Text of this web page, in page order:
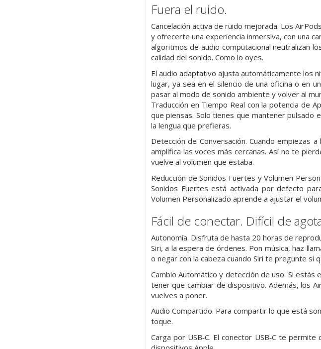
Fuera el ruido.
Cancelación activa de ruido mejorada. Los
y ofrecerte una experiencia inmersiva, con una
algoritmos de audio computacional neutralizan
calidad del sonido. Como lo oyes.
El audio adaptativo ajusta automáticamente los
lugar, ya sea en el silencio de una oficina o en
pasar al modo de sonido ambiente y volver al
Traducción en Tiempo Real con la potencia de
que piensas. Solo tienes que mantener pulsado
la lengua que prefieras.
Detección de Conversación. Cuando empiezas
amplifica las voces más cercanas. Así no te
vuelve al volumen que estaba.
Reducción de Sonidos Fuertes y Volumen
Sonidos Fuertes está activada por defecto
Volumen Personalizado aprende a ajustar el
Fácil de conectar. Difícil de
Autonomía. Disfruta de hasta 20 horas de
Siri, a la espera de órdenes. Pon música, haz
o negar con la cabeza cuando Siri te pregunte si
Cambio Automático y detección de uso. Si estás
tener que cambiar de dispositivo. Además, los
vuelves a poner.
Audio Compartido. Para compartir lo que está
toque.
Carga por USB‑C. El conector USB‑C te